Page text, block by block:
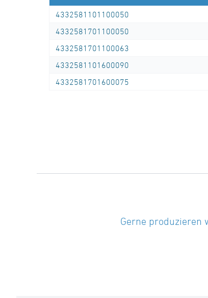
technische Datenblätter unter
4332581101100050
4332581701100050
4332581701100063
4332581101600090
4332581701600075
Gerne produzieren